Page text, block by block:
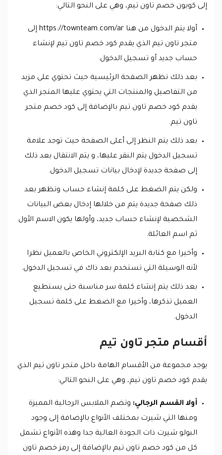
إلى كوبون خصم تاون تيم، وهي على النحو التالي:
أولا يتم الدخول من هنا https://townteam.com/ar إلى
متجر تاون تيم الذي يقدم كود خصم تاون تيم لإنشاء
حساب جديد أو تسجيل الدخول.
بعد ذلك تظهر الصفحة الرئيسية حيث تحتوي على مزيد
من التفاصيل والمنتجات التي يحتوي عليها المتجر الذي
يقدم كود خصم تاون تيم بالإضافة إلى كود خصم متجر
تاون تيم.
بعد ذلك يتم النظر إلى أعلى الصفحة حيث توجد علامة
تسجيل الدخول يتم النقر عليها، و يتم الانتقال بعد ذلك
إلى صفحة جديدة لإدخال بيانات تسجيل الدخول.
ولكن يتم الضغط على كلمة إنشاء حساب وتظهر بعد
ذلك صفحة جديدة يتم من خلالها إدخال بعض البيانات
الشخصية لإنشاء حساب جديد، وأولها يكون الاسم الأول
ثم اسم العائلة.
وأخيرا مع كتابة البريد الإلكتروني الخاص بالعميل نظرا
لأنه الوسيلة التي تستخدم بعد ذاك في تسجيل الدخول.
بعد ذلك يتم إنشاء كلمة سر مناسبة حتى يستطيع
العميل تذكرها، وأخيرا مع الضغط على كلمة تسجيل
الدخول.
أقسام متجر تاون تيم
يوجد مجموعة من الأقسام الهامة داخل متجر تاون تيم الذي
يقدم كود خصم تاون تيم، وهي على النحو التالي:
أولا القسم الرجالي: وتضم الملابس الرجالية المميزة
ومنها التي شيرت بمختلف الأنواع بالإضافة إلى وجود
البولو شيرت ذات الجودة العالية جدا وهذه الأنواع تشمل
كل من كود خصم تاون تيم بالإضافة إلى رمز خصم تاون